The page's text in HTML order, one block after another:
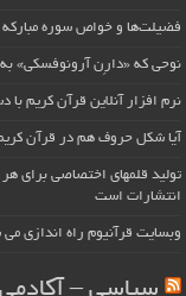
فضیلت‌ها و خواص سوره مبارکه
نوحی که «دارِن آرونوفسکی»
نرم افزار آنلاین قرآن کریم
آیا شکل حروف هم در قرآن
تولید قلمهای اختصاصی برای
انتشارات است
وبسایت قرآنیوم راه اندازی
سیاسی – آکادمی